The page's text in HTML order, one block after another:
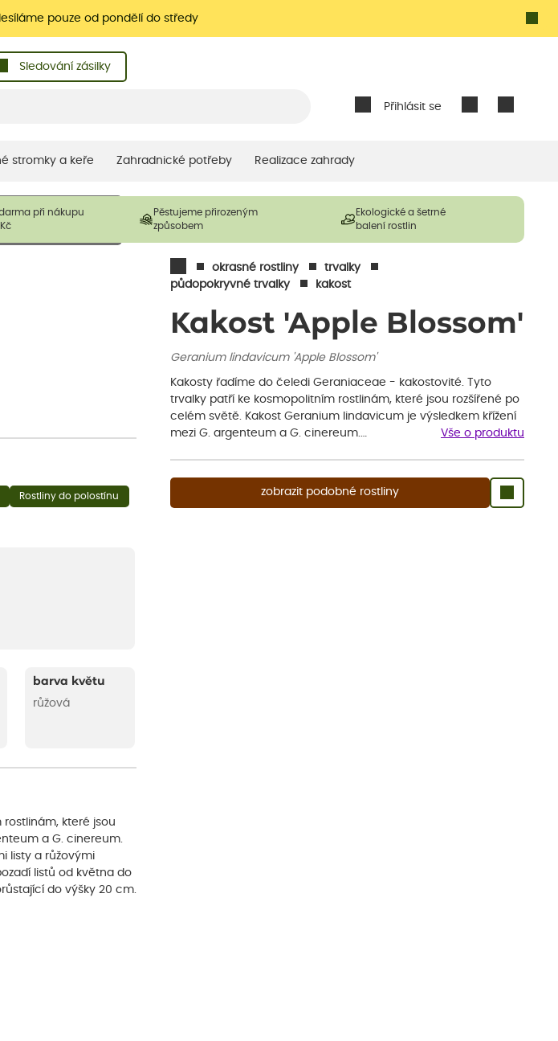
pouze od pondělí do středy
Přihlásit se
Sledování zásilky
stromky a keře Zahradnické potřeby Realizace zahrady
při nákupu
Pěstujeme přirozeným
způsobem
Ekologické a šetrné
balení rostlin
okrasné rostliny
trvalky
půdopokryvné trvalky
kakost
Kakost 'Apple Blossom'
Geranium lindavicum 'Apple Blossom'
Kakosty řadíme do čeledi Geraniaceae - kakostovité. Tyto
trvalky patří ke kosmopolitním rostlinám, které jsou rozšířené po
celém světě. Kakost Geranium lindavicum je výsledkem křížení
mezi G. argenteum a G. cinereum.…
Vše o produktu
zobrazit podobné rostliny
mohou být
než je uvedená
Rostliny do polostínu
barva květu
růžová
které jsou
a G. cinereum.
listy a růžovými
listů od května do
do výšky 20 cm.